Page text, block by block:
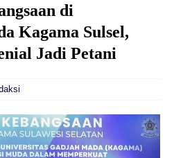
di
Kagama Sulsel,
Jadi Petani